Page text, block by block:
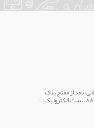
بعد از مفتح پلاک
186 فروشگاه ابزارفایندر تلفن 88304304، پست الکترونیک: